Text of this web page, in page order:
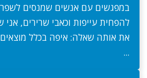
במפגשים עם אנשים שמנסים לשפר
להפחית עייפות וכאבי שרירים, אני
...